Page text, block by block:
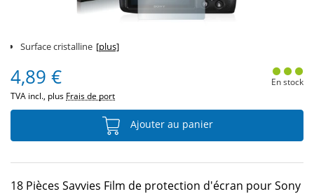
Surface cristalline [plus]
4,89 €
TVA incl., plus Frais de port
En stock
Ajouter au panier
18 Pièces Savvies Film de protection d'écran pour Sony